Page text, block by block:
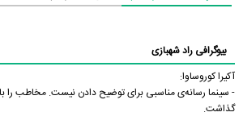
بیوگرافی راد شهبازی
آکیرا کوروساوا:
- سینما رسانه‌ی مناسبی برای توضیح دادن نیست. مخاطب را
گذاشت.